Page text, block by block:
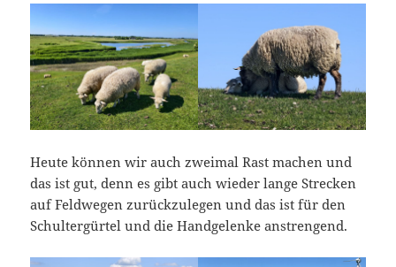
Heute können wir auch zweimal Rast machen und
das ist gut, denn es gibt auch wieder lange Strecken
auf Feldwegen zurückzulegen und das ist für den
Schultergürtel und die Handgelenke anstrengend.